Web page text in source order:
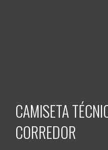
CAMISETA
CORREDOR